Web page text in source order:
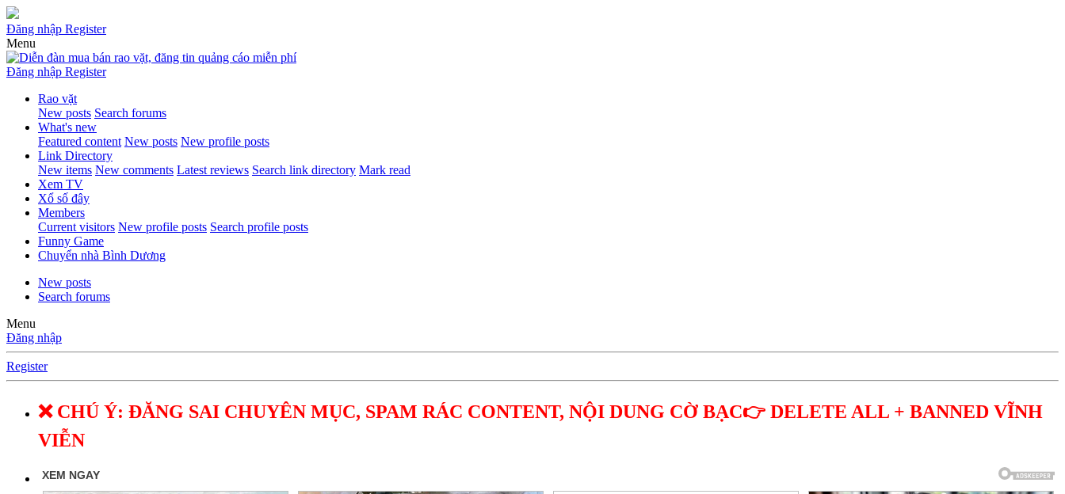
Đăng nhập Register
Menu
Đăng nhập Register
Rao vặt
New posts Search forums
What's new
Featured content New posts New profile posts
Link Directory
New items New comments Latest reviews Search link directory Mark read
Xem TV
Xổ số đây
Members
Current visitors New profile posts Search profile posts
Funny Game
Chuyển nhà Bình Dương
New posts
Search forums
Menu
Đăng nhập
Register
❌ CHÚ Ý: ĐĂNG SAI CHUYÊN MỤC, SPAM RÁC CONTENT, NỘI DUNG CỜ BẠC👉 DELETE ALL + BANNED VĨNH
VIỄN